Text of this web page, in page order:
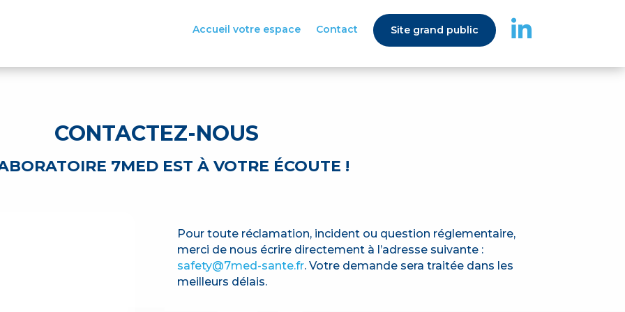
Accueil votre espace Contact Site grand public L
i
e
CONTACTEZ-NOUS
7MED EST À VOTRE ÉCOUTE !
Pour toute réclamation, incident ou question réglementaire,
merci de nous écrire directement à l’adresse suivante :
safety@7med-sante.fr. Votre demande sera traitée dans les
meilleurs délais.